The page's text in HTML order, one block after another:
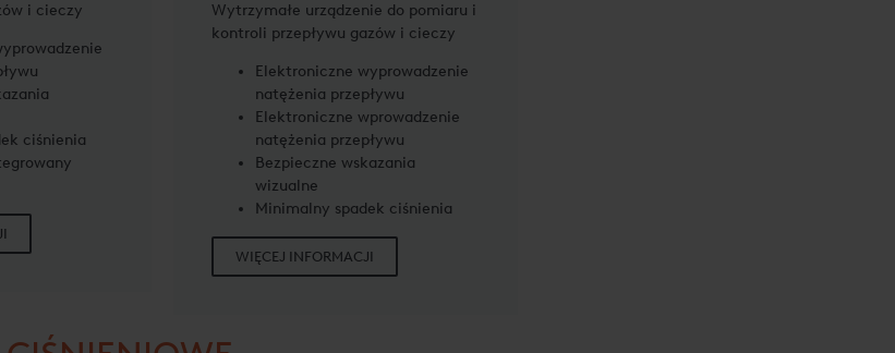
i cieczy
ciśnienia
Wytrzymałe urządzenie do pomiaru i
kontroli przepływu gazów i cieczy
Elektroniczne wyprowadzenie
natężenia przepływu
Elektroniczne wprowadzenie
natężenia przepływu
Bezpieczne wskazania
wizualne
Minimalny spadek ciśnienia
WIĘCEJ INFORMACJI